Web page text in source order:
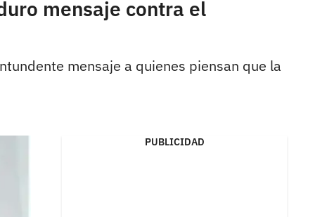
mensaje contra el
mensaje a quienes piensan que la
PUBLICIDAD